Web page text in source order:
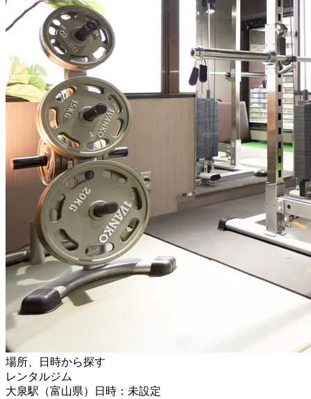
場所、日時から探す
レンタルジム
大泉駅（富山県）
日時：未設定